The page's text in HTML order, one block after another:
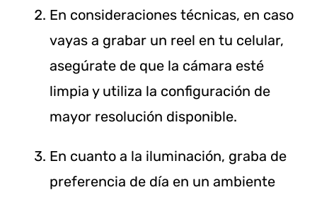
En consideraciones técnicas, en caso
vayas a grabar un reel en tu celular,
asegúrate de que la cámara esté
limpia y utiliza la configuración de
mayor resolución disponible.
En cuanto a la iluminación, graba de
preferencia de día en un ambiente